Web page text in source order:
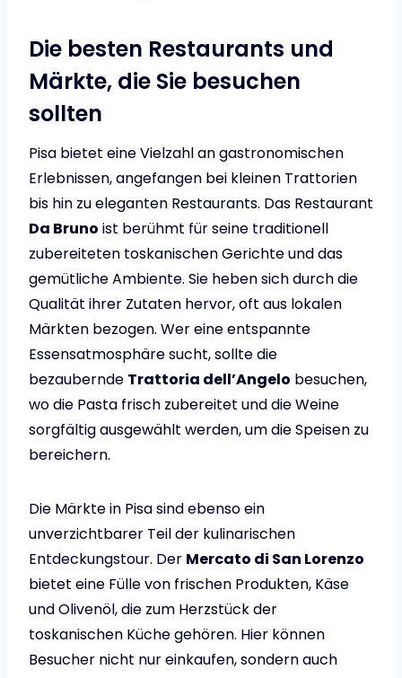
Die besten Restaurants und
Märkte, die Sie besuchen
sollten
Pisa bietet eine Vielzahl an gastronomischen
Erlebnissen, angefangen bei kleinen Trattorien
bis hin zu eleganten Restaurants. Das Restaurant
Da Bruno ist berühmt für seine traditionell
zubereiteten toskanischen Gerichte und das
gemütliche Ambiente. Sie heben sich durch die
Qualität ihrer Zutaten hervor, oft aus lokalen
Märkten bezogen. Wer eine entspannte
Essensatmosphäre sucht, sollte die
bezaubernde Trattoria dell’Angelo besuchen,
wo die Pasta frisch zubereitet und die Weine
sorgfältig ausgewählt werden, um die Speisen zu
bereichern.
Die Märkte in Pisa sind ebenso ein
unverzichtbarer Teil der kulinarischen
Entdeckungstour. Der Mercato di San Lorenzo
bietet eine Fülle von frischen Produkten, Käse
und Olivenöl, die zum Herzstück der
toskanischen Küche gehören. Hier können
Besucher nicht nur einkaufen, sondern auch